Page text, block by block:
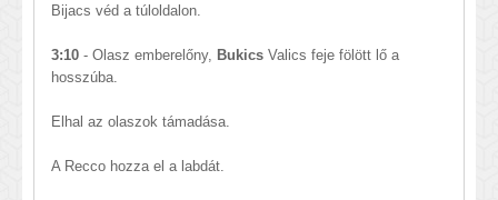
Bijacs véd a túloldalon.
3:10 - Olasz emberelőny, Bukics Valics feje fölött lő a
hosszúba.
Elhal az olaszok támadása.
A Recco hozza el a labdát.